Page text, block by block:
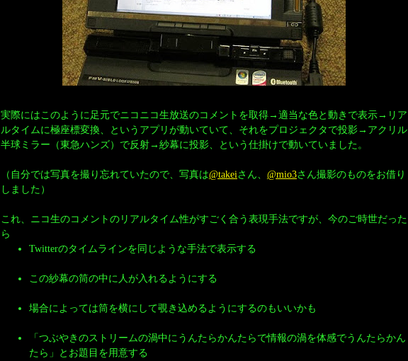
実際にはこのように足元でニコニコ生放送のコメントを取得→適当な色と動きで表示→リア
ルタイムに極座標変換、というアプリが動いていて、それをプロジェクタで投影→アクリル
半球ミラー（東急ハンズ）で反射→紗幕に投影、という仕掛けで動いていました。
（自分では写真を撮り忘れていたので、写真は@takeiさん、 @mio3さん撮影のものをお借り
しました）
これ、ニコ生のコメントのリアルタイム性がすごく合う表現手法ですが、今のご時世だった
ら
Twitterのタイムラインを同じような手法で表示する
この紗幕の筒の中に人が入れるようにする
場合によっては筒を横にして覗き込めるようにするのもいいかも
「つぶやきのストリームの渦中にうんたらかんたらで情報の渦を体感でうんたらかん
たら」とお題目を用意する